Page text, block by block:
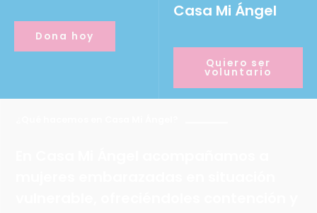
Casa Mi Ángel
Quiero ser
voluntario
Dona hoy